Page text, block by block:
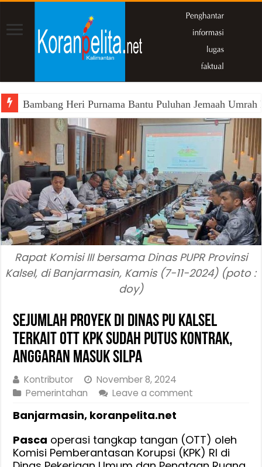
Bambang Heri Purnama Bantu Puluhan Jemaah
Rapat Komisi III bersama Dinas PUPR Provinsi
Kalsel, di Banjarmasin, Kamis (7-11-2024) (poto :
doy)
Sejumlah Proyek Di Dinas PU Kalsel
Terkait OTT KPK Sudah Putus Kontrak,
Anggaran Masuk Silpa
Kontributor
November 8, 2024
Pemerintahan
Leave a comment
Banjarmasin, koranpelita.net
Pasca operasi tangkap tangan (OTT) oleh
Komisi Pemberantasan Korupsi (KPK) RI di